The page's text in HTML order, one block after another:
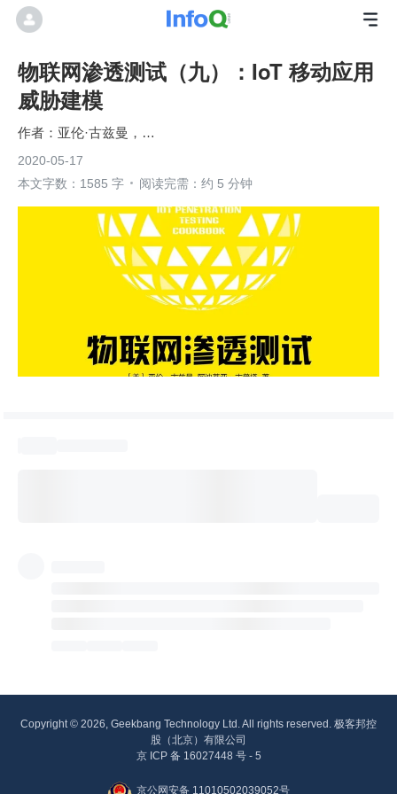
物联网渗透测试（九）：IoT 移动应用
威胁建模
亚伦·古兹曼，阿迪蒂亚·古普塔
2020-05-17
本文字数：1585 字
阅读完需：约 5 分钟
Copyright © 2026, Geekbang Technology Ltd. All rights reserved. 极客邦控
股（北京）有限公司
京 ICP 备 16027448 号 - 5
京公网安备 11010502039052号